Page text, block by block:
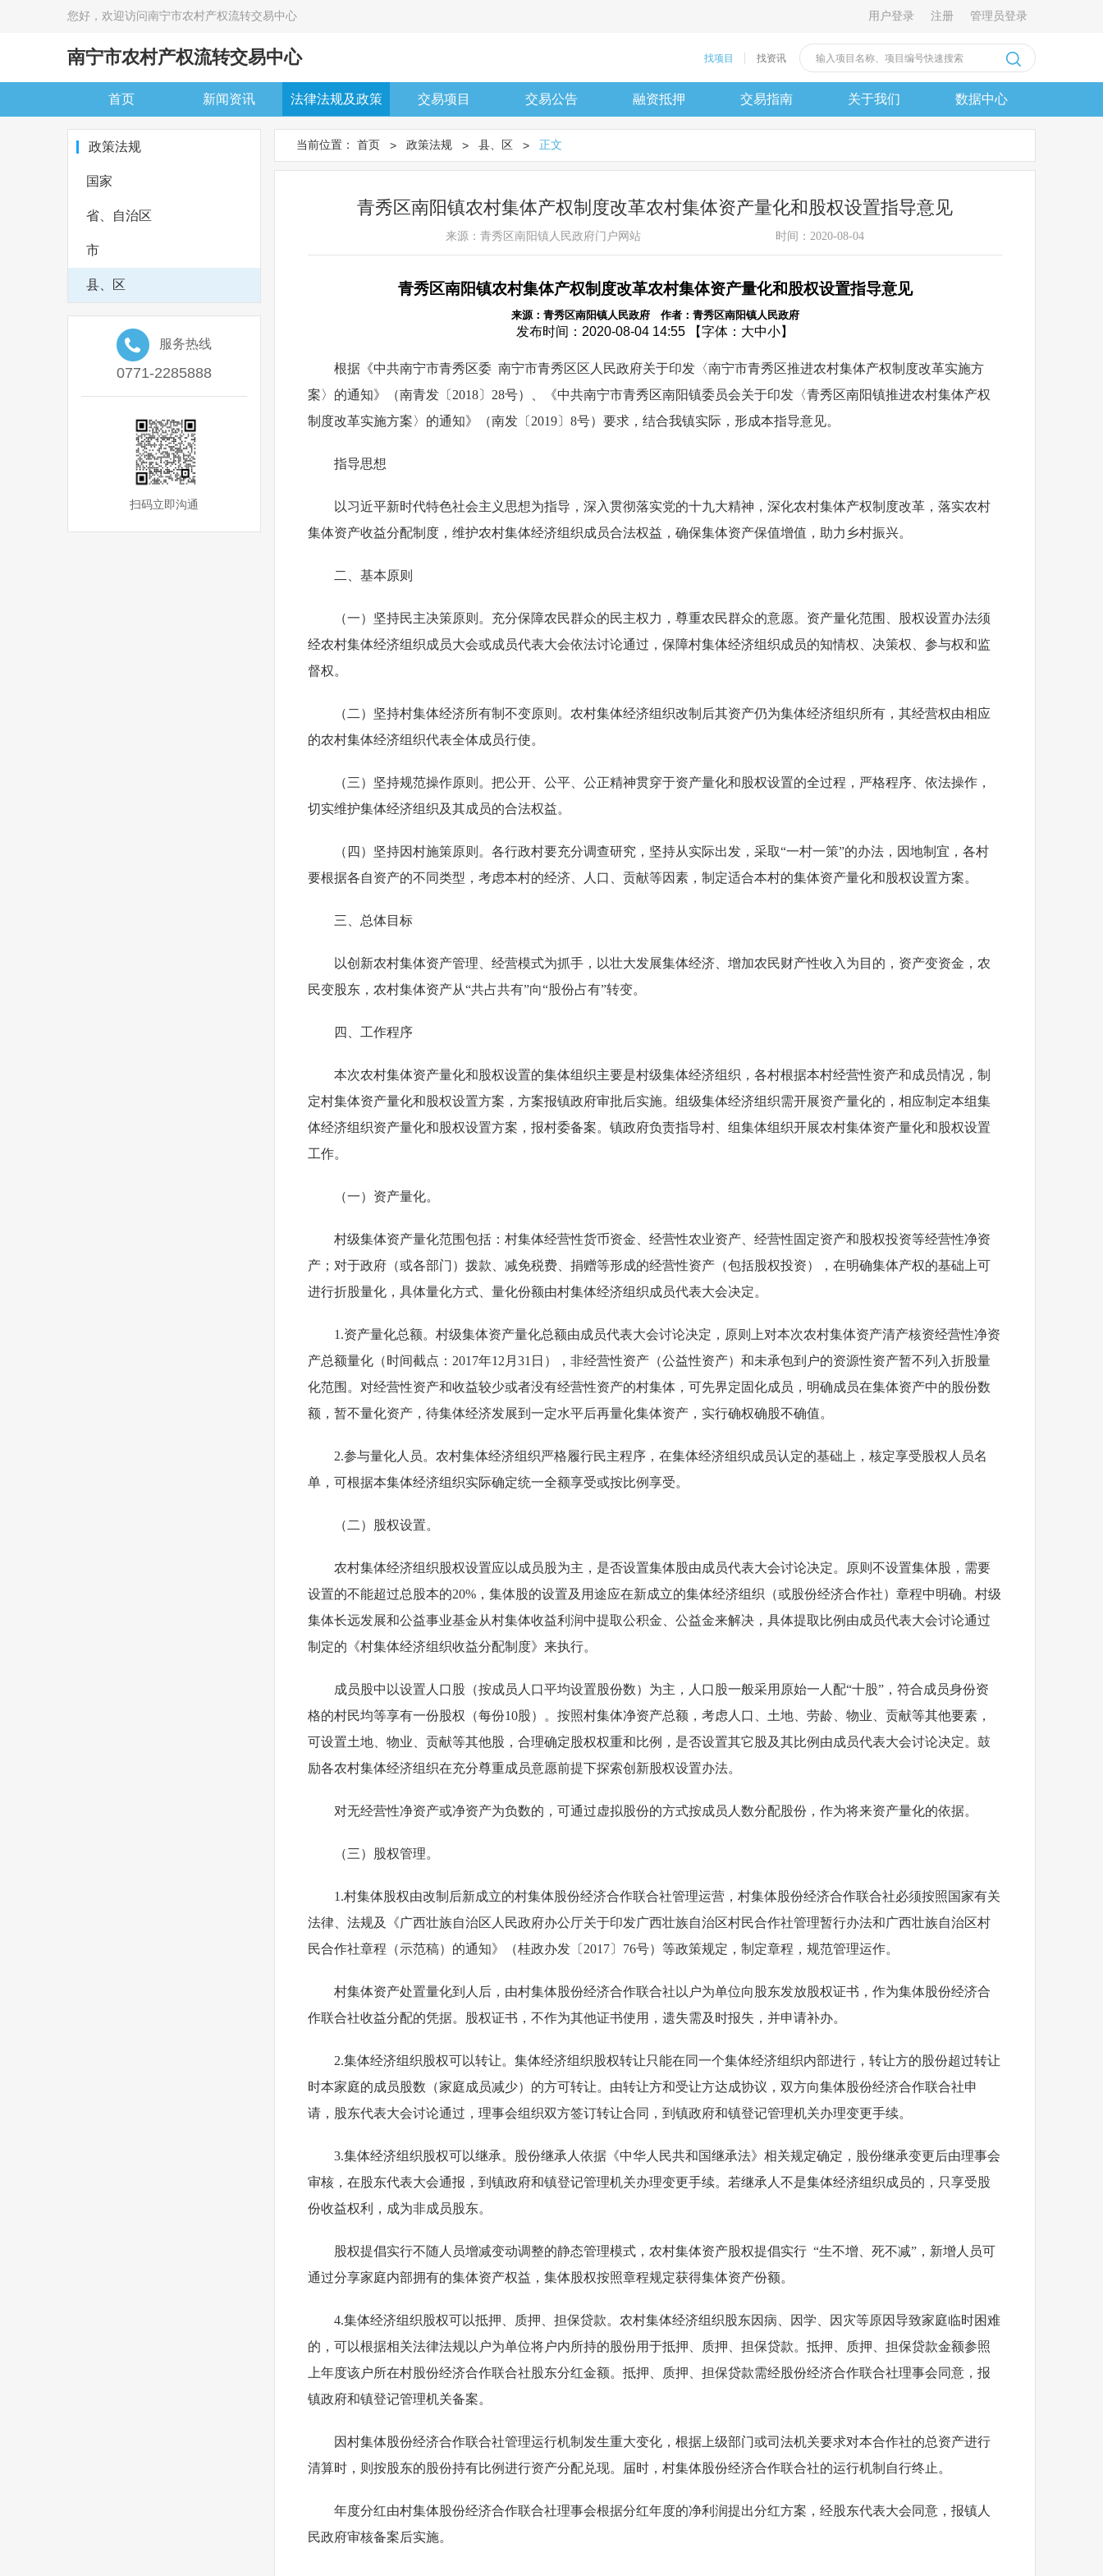
您好，欢迎访问南宁市农村产权流转交易中心 用户登录 注册 管理员登录
南宁市农村产权流转交易中心 找项目 找资讯
首页 新闻资讯 法律法规及政策 交易项目 交易公告 融资抵押 交易指南 关于我们 数据中心
政策法规
国家
省、自治区
市
县、区
 服务热线
0771-2285888
扫码立即沟通
当前位置： 首页 > 政策法规 > 县、区 > 正文
青秀区南阳镇农村集体产权制度改革农村集体资产量化和股权设置指导意见
来源：青秀区南阳镇人民政府门户网站 时间：2020-08-04
青秀区南阳镇农村集体产权制度改革农村集体资产量化和股权设置指导意见
来源：青秀区南阳镇人民政府 作者：青秀区南阳镇人民政府
发布时间：2020-08-04 14:55 【字体：大中小】
根据《中共南宁市青秀区委 南宁市青秀区区人民政府关于印发〈南宁市青秀区推进农村集体产权制度改革实施方
案〉的通知》（南青发〔2018〕28号）、《中共南宁市青秀区南阳镇委员会关于印发〈青秀区南阳镇推进农村集体产权
制度改革实施方案〉的通知》（南发〔2019〕8号）要求，结合我镇实际，形成本指导意见。
指导思想
以习近平新时代特色社会主义思想为指导，深入贯彻落实党的十九大精神，深化农村集体产权制度改革，落实农村
集体资产收益分配制度，维护农村集体经济组织成员合法权益，确保集体资产保值增值，助力乡村振兴。
二、基本原则
（一）坚持民主决策原则。充分保障农民群众的民主权力，尊重农民群众的意愿。资产量化范围、股权设置办法须
经农村集体经济组织成员大会或成员代表大会依法讨论通过，保障村集体经济组织成员的知情权、决策权、参与权和监
督权。
（二）坚持村集体经济所有制不变原则。农村集体经济组织改制后其资产仍为集体经济组织所有，其经营权由相应
的农村集体经济组织代表全体成员行使。
（三）坚持规范操作原则。把公开、公平、公正精神贯穿于资产量化和股权设置的全过程，严格程序、依法操作，
切实维护集体经济组织及其成员的合法权益。
（四）坚持因村施策原则。各行政村要充分调查研究，坚持从实际出发，采取“一村一策”的办法，因地制宜，各村
要根据各自资产的不同类型，考虑本村的经济、人口、贡献等因素，制定适合本村的集体资产量化和股权设置方案。
三、总体目标
以创新农村集体资产管理、经营模式为抓手，以壮大发展集体经济、增加农民财产性收入为目的，资产变资金，农
民变股东，农村集体资产从“共占共有”向“股份占有”转变。
四、工作程序
本次农村集体资产量化和股权设置的集体组织主要是村级集体经济组织，各村根据本村经营性资产和成员情况，制
定村集体资产量化和股权设置方案，方案报镇政府审批后实施。组级集体经济组织需开展资产量化的，相应制定本组集
体经济组织资产量化和股权设置方案，报村委备案。镇政府负责指导村、组集体组织开展农村集体资产量化和股权设置
工作。
（一）资产量化。
村级集体资产量化范围包括：村集体经营性货币资金、经营性农业资产、经营性固定资产和股权投资等经营性净资
产；对于政府（或各部门）拨款、减免税费、捐赠等形成的经营性资产（包括股权投资），在明确集体产权的基础上可
进行折股量化，具体量化方式、量化份额由村集体经济组织成员代表大会决定。
1.资产量化总额。村级集体资产量化总额由成员代表大会讨论决定，原则上对本次农村集体资产清产核资经营性净资
产总额量化（时间截点：2017年12月31日），非经营性资产（公益性资产）和未承包到户的资源性资产暂不列入折股量
化范围。对经营性资产和收益较少或者没有经营性资产的村集体，可先界定固化成员，明确成员在集体资产中的股份数
额，暂不量化资产，待集体经济发展到一定水平后再量化集体资产，实行确权确股不确值。
2.参与量化人员。农村集体经济组织严格履行民主程序，在集体经济组织成员认定的基础上，核定享受股权人员名
单，可根据本集体经济组织实际确定统一全额享受或按比例享受。
（二）股权设置。
农村集体经济组织股权设置应以成员股为主，是否设置集体股由成员代表大会讨论决定。原则不设置集体股，需要
设置的不能超过总股本的20%，集体股的设置及用途应在新成立的集体经济组织（或股份经济合作社）章程中明确。村级
集体长远发展和公益事业基金从村集体收益利润中提取公积金、公益金来解决，具体提取比例由成员代表大会讨论通过
制定的《村集体经济组织收益分配制度》来执行。
成员股中以设置人口股（按成员人口平均设置股份数）为主，人口股一般采用原始一人配“十股”，符合成员身份资
格的村民均等享有一份股权（每份10股）。按照村集体净资产总额，考虑人口、土地、劳龄、物业、贡献等其他要素，
可设置土地、物业、贡献等其他股，合理确定股权权重和比例，是否设置其它股及其比例由成员代表大会讨论决定。鼓
励各农村集体经济组织在充分尊重成员意愿前提下探索创新股权设置办法。
对无经营性净资产或净资产为负数的，可通过虚拟股份的方式按成员人数分配股份，作为将来资产量化的依据。
（三）股权管理。
1.村集体股权由改制后新成立的村集体股份经济合作联合社管理运营，村集体股份经济合作联合社必须按照国家有关
法律、法规及《广西壮族自治区人民政府办公厅关于印发广西壮族自治区村民合作社管理暂行办法和广西壮族自治区村
民合作社章程（示范稿）的通知》（桂政办发〔2017〕76号）等政策规定，制定章程，规范管理运作。
村集体资产处置量化到人后，由村集体股份经济合作联合社以户为单位向股东发放股权证书，作为集体股份经济合
作联合社收益分配的凭据。股权证书，不作为其他证书使用，遗失需及时报失，并申请补办。
2.集体经济组织股权可以转让。集体经济组织股权转让只能在同一个集体经济组织内部进行，转让方的股份超过转让
时本家庭的成员股数（家庭成员减少）的方可转让。由转让方和受让方达成协议，双方向集体股份经济合作联合社申
请，股东代表大会讨论通过，理事会组织双方签订转让合同，到镇政府和镇登记管理机关办理变更手续。
3.集体经济组织股权可以继承。股份继承人依据《中华人民共和国继承法》相关规定确定，股份继承变更后由理事会
审核，在股东代表大会通报，到镇政府和镇登记管理机关办理变更手续。若继承人不是集体经济组织成员的，只享受股
份收益权利，成为非成员股东。
股权提倡实行不随人员增减变动调整的静态管理模式，农村集体资产股权提倡实行 “生不增、死不减”，新增人员可
通过分享家庭内部拥有的集体资产权益，集体股权按照章程规定获得集体资产份额。
4.集体经济组织股权可以抵押、质押、担保贷款。农村集体经济组织股东因病、因学、因灾等原因导致家庭临时困难
的，可以根据相关法律法规以户为单位将户内所持的股份用于抵押、质押、担保贷款。抵押、质押、担保贷款金额参照
上年度该户所在村股份经济合作联合社股东分红金额。抵押、质押、担保贷款需经股份经济合作联合社理事会同意，报
镇政府和镇登记管理机关备案。
因村集体股份经济合作联合社管理运行机制发生重大变化，根据上级部门或司法机关要求对本合作社的总资产进行
清算时，则按股东的股份持有比例进行资产分配兑现。届时，村集体股份经济合作联合社的运行机制自行终止。
年度分红由村集体股份经济合作联合社理事会根据分红年度的净利润提出分红方案，经股东代表大会同意，报镇人
民政府审核备案后实施。